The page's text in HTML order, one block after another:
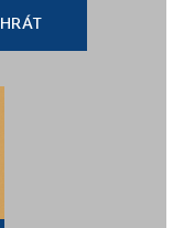
HRÁT